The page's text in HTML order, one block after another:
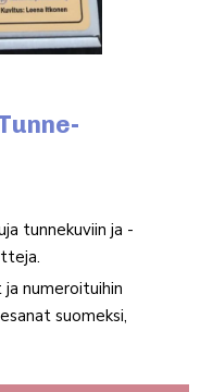
tunnekuviin ja -
numeroituihin
suomeksi,